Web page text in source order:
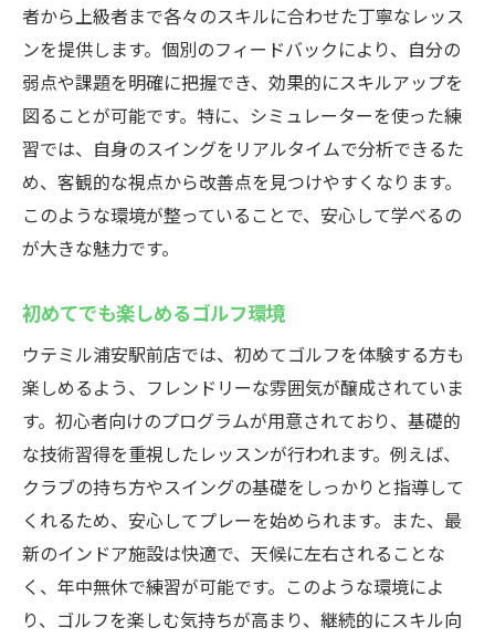
者から上級者まで各々のスキルに合わせた丁寧なレッス
ンを提供します。個別のフィードバックにより、自分の
弱点や課題を明確に把握でき、効果的にスキルアップを
図ることが可能です。特に、シミュレーターを使った練
習では、自身のスイングをリアルタイムで分析できるた
め、客観的な視点から改善点を見つけやすくなります。
このような環境が整っていることで、安心して学べるの
が大きな魅力です。
初めてでも楽しめるゴルフ環境
ウテミル浦安駅前店では、初めてゴルフを体験する方も
楽しめるよう、フレンドリーな雰囲気が醸成されていま
す。初心者向けのプログラムが用意されており、基礎的
な技術習得を重視したレッスンが行われます。例えば、
クラブの持ち方やスイングの基礎をしっかりと指導して
くれるため、安心してプレーを始められます。また、最
新のインドア施設は快適で、天候に左右されることな
く、年中無休で練習が可能です。このような環境によ
り、ゴルフを楽しむ気持ちが高まり、継続的にスキル向